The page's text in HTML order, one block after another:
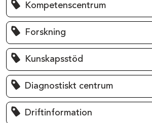
Kompetenscentrum
Forskning
Kunskapsstöd
Diagnostiskt centrum
Driftinformation